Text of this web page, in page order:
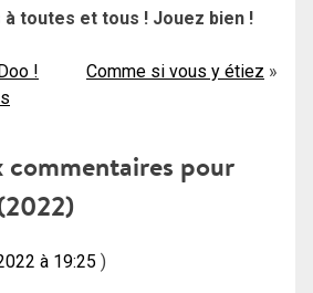
à toutes et tous ! Jouez bien !
!
Comme si vous y étiez
commentaires pour
à 19:25